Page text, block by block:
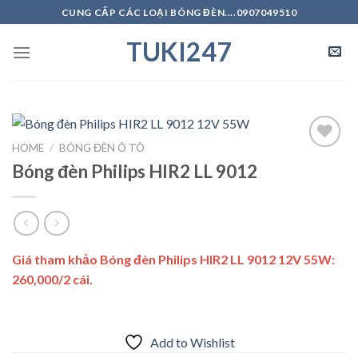
to
content
CUNG CẤP CÁC LOẠI BÓNG ĐÈN....0907049510
TUKI247
HOME / BÓNG ĐÈN Ô TÔ
Bóng đèn Philips HIR2 LL 9012
Giá tham khảo Bóng đèn Philips HIR2 LL 9012 12V 55W:
260,000/2 cái.
Add to Wishlist